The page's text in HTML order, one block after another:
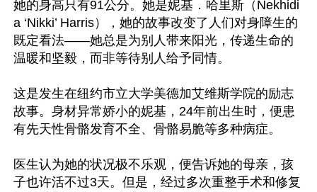
她的身高只有91公分。她是妮基．哈里斯（Nekhidi
a ‘Nikki’ Harris），她的故事改变了人们对身障生的
既定看法——她总是为别人带来阳光，传递生命的
温暖和坚毅，而非等待别人给予同情。
这是发生在纽约市立大学美德加艾维斯学院的励志
故事。身材异常娇小的妮基，24年前出生时，便患
有先天性骨骼发育不全、骨骼易脆等多种病症。
医生认为她的状况极不乐观，便告诉她的母亲，孩
子也许活不过3天。但是，经过多次重整手术和修复